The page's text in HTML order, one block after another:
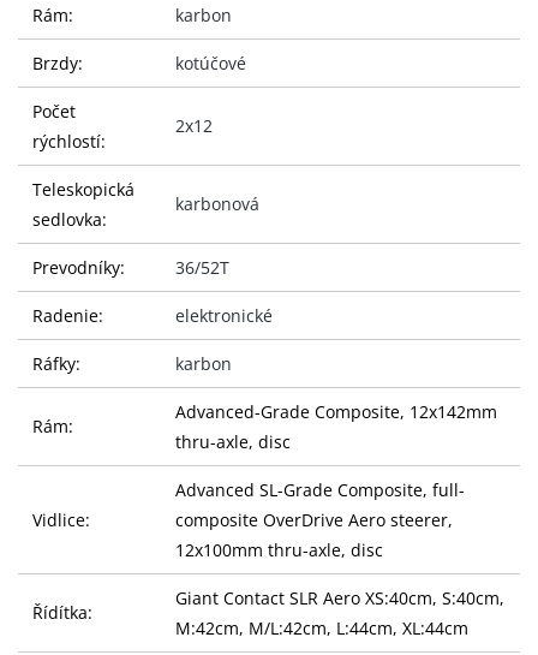
Rám: karbon
Brzdy: kotúčové
Počet
rýchlostí:
2x12
Teleskopická
sedlovka:
karbonová
Prevodníky: 36/52T
Radenie: elektronické
Ráfky: karbon
Rám:
Advanced-Grade Composite, 12x142mm
thru-axle, disc
Vidlice:
Advanced SL-Grade Composite, full-
composite OverDrive Aero steerer,
12x100mm thru-axle, disc
Řídítka:
Giant Contact SLR Aero XS:40cm, S:40cm,
M:42cm, M/L:42cm, L:44cm, XL:44cm